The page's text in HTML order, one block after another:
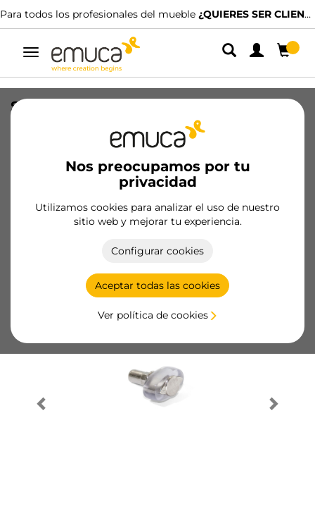
Para todos los profesionales del mueble ¿QUIERES SER CLIENTE?
Alternar
navegación
Nos preocupamos por tu
privacidad
Utilizamos cookies para analizar el uso de nuestro
sitio web y mejorar tu experiencia.
Configurar cookies
Aceptar todas las cookies
Ver política de cookies
Soporte San Remo para estante de
cristal, Plástico y Zamak, Niquelado
Ficha de producto